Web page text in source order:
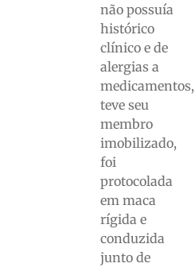
não possuía
histórico
clínico e de
alergias a
medicamentos,
teve seu
membro
imobilizado,
foi
protocolada
em maca
rígida e
conduzida
junto de